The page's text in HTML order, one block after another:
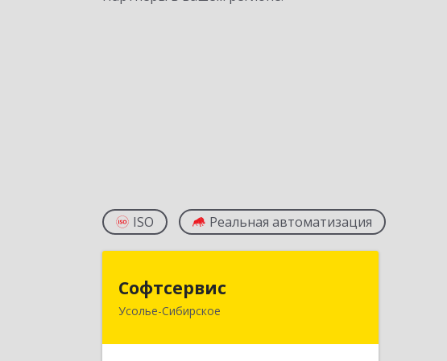
ISO Реальная автоматизация
Софтсервис
Усолье-Сибирское
665451, Иркутская обл, Усолье-